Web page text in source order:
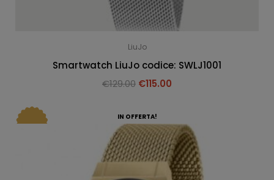
LiuJo
Smartwatch LiuJo codice: SWLJ1001
€129.00 €115.00
IN OFFERTA!